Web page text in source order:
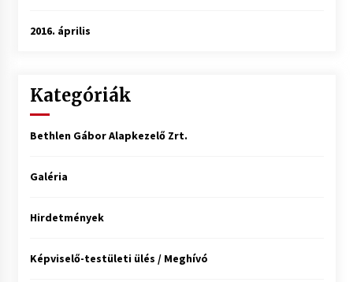
2016. április
Kategóriák
Bethlen Gábor Alapkezelő Zrt.
Galéria
Hirdetmények
Képviselő-testületi ülés / Meghívó